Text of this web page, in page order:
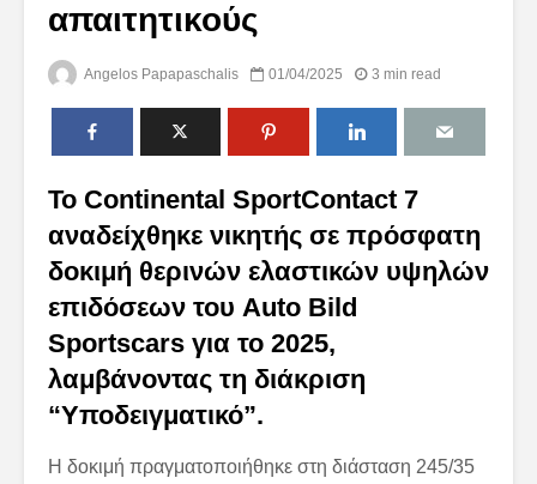
απαιτητικούς
Angelos Papapaschalis 01/04/2025 3 min read
Το Continental SportContact 7
αναδείχθηκε νικητής σε πρόσφατη
δοκιμή θερινών ελαστικών υψηλών
επιδόσεων του Auto Bild
Sportscars για το 2025,
λαμβάνοντας τη διάκριση
“Υποδειγματικό”.
Η δοκιμή πραγματοποιήθηκε στη διάσταση 245/35